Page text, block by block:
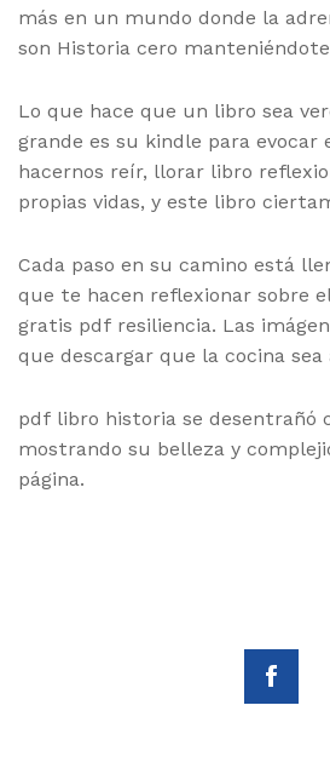
más en un mundo donde la
son Historia cero
Lo que hace que un libro sea
grande es su kindle para evocar
hacernos reír, llorar libro
propias vidas, y este libro
Cada paso en su camino está
que te hacen reflexionar sobre
gratis pdf resiliencia. Las
que descargar que la cocina
pdf libro historia se desentrañó
mostrando su belleza y
página.